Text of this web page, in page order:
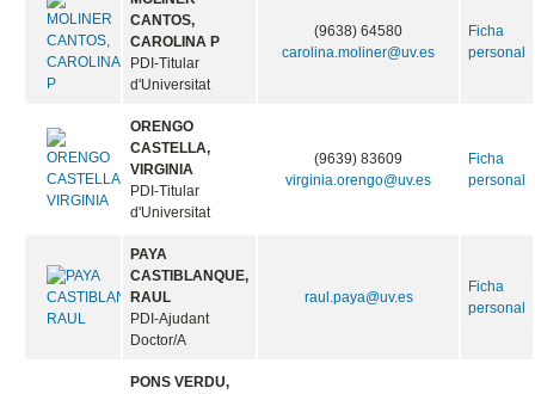
CANTOS,
CAROLINA P
PDI-Titular
d'Universitat
(9638) 64580
carolina.moliner@uv.es
Ficha
personal
ORENGO
CASTELLA,
VIRGINIA
PDI-Titular
d'Universitat
(9639) 83609
virginia.orengo@uv.es
Ficha
personal
PAYA
CASTIBLANQUE,
RAUL
PDI-Ajudant
Doctor/A
raul.paya@uv.es
Ficha
personal
PONS VERDU,